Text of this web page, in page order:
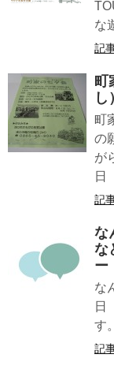
な
記
町
町
の
が
日
記
な
な
ー
な
日
す
記